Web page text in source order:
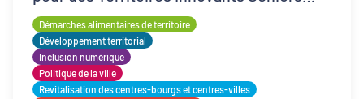
(FATIS)
Démarches alimentaires de territoire
Développement territorial
Inclusion numérique
Politique de la ville
Revitalisation des centres-bourgs et centres-villes